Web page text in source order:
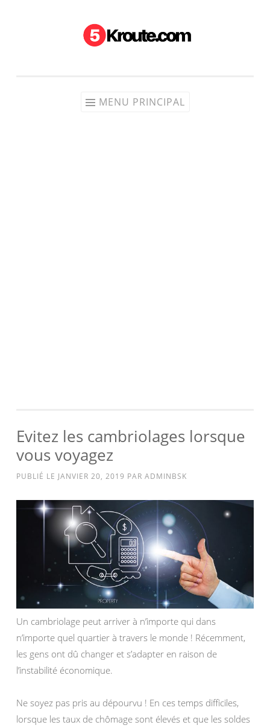
MENU PRINCIPAL
Evitez les cambriolages lorsque
vous voyagez
PUBLIÉ LE JANVIER 20, 2019 PAR ADMINBSK
Un cambriolage peut arriver à n’importe qui dans
n’importe quel quartier à travers le monde ! Récemment,
les gens ont dû changer et s’adapter en raison de
l’instabilité économique.
Ne soyez pas pris au dépourvu ! En ces temps difficiles,
lorsque les taux de chômage sont élevés et que les soldes